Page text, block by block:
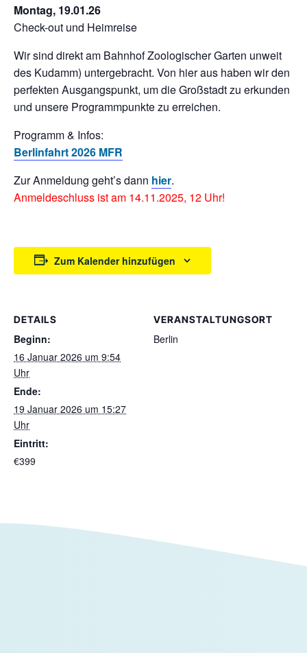
Montag, 19.01.26
Check-out und Heimreise
Wir sind direkt am Bahnhof Zoologischer Garten unweit
des Kudamm) untergebracht. Von hier aus haben wir den
perfekten Ausgangspunkt, um die Großstadt zu erkunden
und unsere Programmpunkte zu erreichen.
Programm & Infos:
Berlinfahrt 2026 MFR
Zur Anmeldung geht’s dann hier.
Anmeldeschluss ist am 14.11.2025, 12 Uhr!
Zum Kalender hinzufügen
DETAILS
Beginn:
16 Januar 2026 um 9:54
Uhr
Ende:
19 Januar 2026 um 15:27
Uhr
Eintritt:
€399
VERANSTALTUNGSORT
Berlin